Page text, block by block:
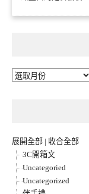
彙
展開全部 | 收合全部
3C開箱文
Uncategoried
Uncategorized